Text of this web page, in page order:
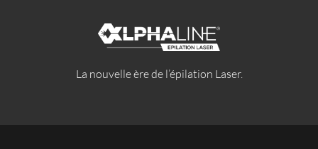
La nouvelle ère de l’épilation Laser.